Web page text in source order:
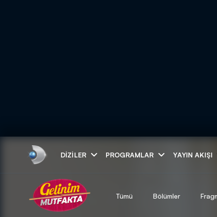
DIZILER PROGRAMLAR YAYIN AKIŞI
Tümü Bölümler